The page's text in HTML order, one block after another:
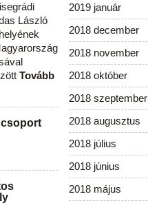
László
Tovább
2019 január
2018 december
2018 november
2018 október
2018 szeptember
2018 augusztus
2018 július
2018 június
2018 május